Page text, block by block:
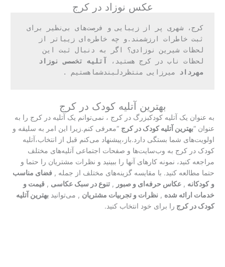
عکس نوزاد در کرج
کرج، شهری پر از زیبایی و فرصت‌های بی‌نظیر برای
لحظات شیرین نوزادی؟ اگر به دنبال ثبت این
لحظات ناب در کرج هستید،
آتلیه تخصصی نوزاد
مهرداد
میرزایی منتظردلبندشماهستیم .
بهترین آتلیه کودک در کرج
به عنوان یک آتلیه کودکبزرگ در کرج ، نمی‌توانم یک آتلیه در کرج را به
عنوان “بهترین آتلیه کودک در کرج“معرفی کنم.زیرا این امر به سلیقه و
اولویت‌های شما بستگی دارد.باز،پیشنهاد می‌کنم قبل از انتخاب،آتلیه
کودک در کرج به وب‌سایت‌ها و صفحات اجتماعی آتلیه‌های مختلف
مراجعه کنید، نمونه کارهای آنها را ببینید و نظرات مشتریان را حتما و
حتما مطالعه کنید. با مقایسه گزینه‌های مختلف از جمله , فضای مناسب
و کودکانه, عکاس حرفه‌ای و صبور , تنوع در سبک عکاسی, قیمت و
خدمات ارائه شده, نظرات و تجربیات مشتریان, می‌توانید بهترین آتلیه
کودک در کرج را برای خود انتخاب کنید.